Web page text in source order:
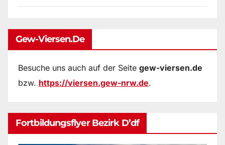
Gew-Viersen.de
Besuche uns auch auf der Seite gew-viersen.de
bzw. https://viersen.gew-nrw.de.
Fortbildungsflyer Bezirk D’df